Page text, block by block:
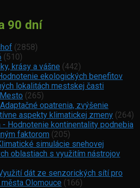
90 dní
(2858)
(510)
krásy a vášne (442)
ekologických benefitov
lokalitách mestskej časti
(265)
opatrenia, zvýšenie
aspekty klimatickej zmeny (264)
- Hodnotenie kontinentality podnebia
faktorom (205)
simulácie snehovej
oblastiach s využitím nástrojov
dát ze senzorických sítí pro
Olomouce (166)